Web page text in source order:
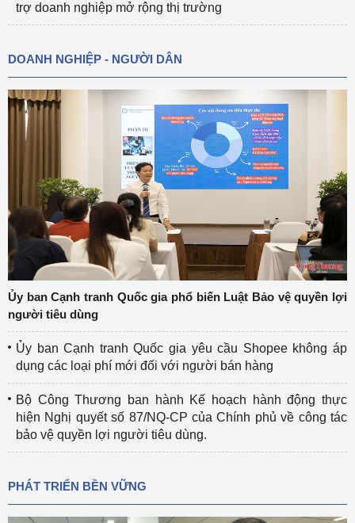
trợ doanh nghiệp mở rộng thị trường
DOANH NGHIỆP - NGƯỜI DÂN
Ủy ban Cạnh tranh Quốc gia phổ biến Luật Bảo vệ quyền lợi
người tiêu dùng
Ủy ban Cạnh tranh Quốc gia yêu cầu Shopee không áp
dụng các loại phí mới đối với người bán hàng
Bộ Công Thương ban hành Kế hoạch hành động thực
hiện Nghị quyết số 87/NQ-CP của Chính phủ về công tác
bảo vệ quyền lợi người tiêu dùng.
PHÁT TRIỂN BỀN VỮNG